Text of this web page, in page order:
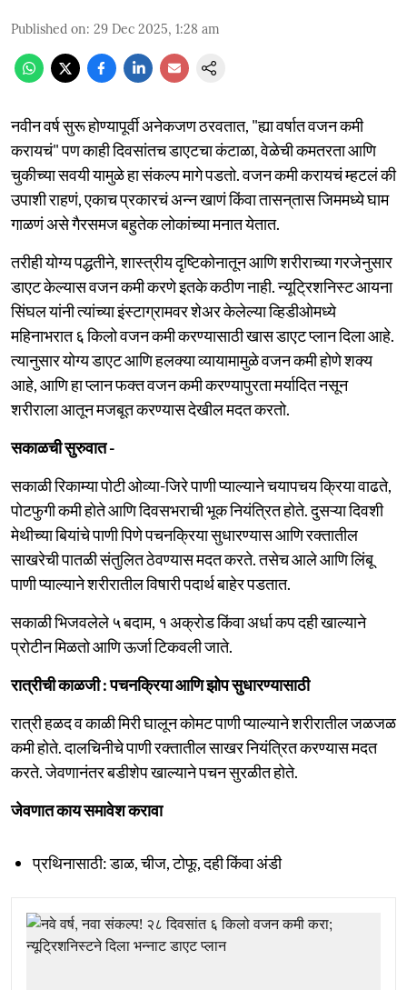
Published on: 29 Dec 2025, 1:28 am
नवीन वर्ष सुरू होण्यापूर्वी अनेकजण ठरवतात, "ह्या वर्षात वजन कमी
करायचं" पण काही दिवसांतच डाएटचा कंटाळा, वेळेची कमतरता आणि
चुकीच्या सवयी यामुळे हा संकल्प मागे पडतो. वजन कमी करायचं म्हटलं की
उपाशी राहणं, एकाच प्रकारचं अन्न खाणं किंवा तासन्‌तास जिममध्ये घाम
गाळणं असे गैरसमज बहुतेक लोकांच्या मनात येतात.
तरीही योग्य पद्धतीने, शास्त्रीय दृष्टिकोनातून आणि शरीराच्या गरजेनुसार
डाएट केल्यास वजन कमी करणे इतके कठीण नाही. न्यूट्रिशनिस्ट आयना
सिंघल यांनी त्यांच्या इंस्टाग्रामवर शेअर केलेल्या व्हिडीओमध्ये
महिनाभरात ६ किलो वजन कमी करण्यासाठी खास डाएट प्लान दिला आहे.
त्यानुसार योग्य डाएट आणि हलक्या व्यायामामुळे वजन कमी होणे शक्य
आहे, आणि हा प्लान फक्त वजन कमी करण्यापुरता मर्यादित नसून
शरीराला आतून मजबूत करण्यास देखील मदत करतो.
सकाळची सुरुवात -
सकाळी रिकाम्या पोटी ओव्या-जिरे पाणी प्याल्याने चयापचय क्रिया वाढते,
पोटफुगी कमी होते आणि दिवसभराची भूक नियंत्रित होते. दुसऱ्या दिवशी
मेथीच्या बियांचे पाणी पिणे पचनक्रिया सुधारण्यास आणि रक्तातील
साखरेची पातळी संतुलित ठेवण्यास मदत करते. तसेच आले आणि लिंबू
पाणी प्याल्याने शरीरातील विषारी पदार्थ बाहेर पडतात.
सकाळी भिजवलेले ५ बदाम, १ अक्रोड किंवा अर्धा कप दही खाल्याने
प्रोटीन मिळतो आणि ऊर्जा टिकवली जाते.
रात्रीची काळजी : पचनक्रिया आणि झोप सुधारण्यासाठी
रात्री हळद व काळी मिरी घालून कोमट पाणी प्याल्याने शरीरातील जळजळ
कमी होते. दालचिनीचे पाणी रक्तातील साखर नियंत्रित करण्यास मदत
करते. जेवणानंतर बडीशेप खाल्याने पचन सुरळीत होते.
जेवणात काय समावेश करावा
प्रथिनासाठी: डाळ, चीज, टोफू, दही किंवा अंडी